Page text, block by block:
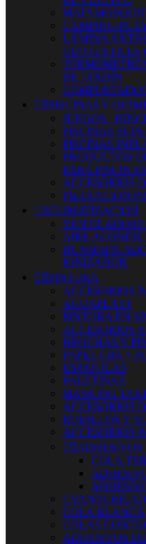
CAMPING-
LÁMINA
GEOTÉXTILES
DE JARDÍN
 PISCINAS Y
JUEGOS -
PISCINAS
PISCINAS
PRODUCTOS
PARA PISCINAS
ACCESORIOS
FILTRACION
 CLIMATIZACION
AIRE
IONIZADOR
 PINTURA
ACCESORIOS
AGUAPLAST
PINTURA EN
ACCESORIOS
BROCHAS Y
PAPEL LIJA +
ESPATULAS
PALETINAS
MASKING
ACCESORIOS
RODILLOS Y
ACCESORIOS
 ADHESIVOS
COLA
COLA BLANCA
COLAS
ADHESIVOS